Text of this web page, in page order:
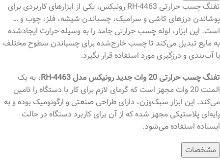
تفنگ چسب حرارتی RH-4463 رونیکس، یکی از ابزارهای کاربردی برای
پوشاندن درزهای کاشی و سرامیک، چسباندن شیشه، فلز، چوب و …
است. این ابزار، لوله چسب حرارتی جامد را به وسیله حرارت ایجادشده
به مایع تبدیل می‌کند تا چسب خارج‌شده برای چسباندن سطوح مختلف
یا آب‌بندی و درزگیری مورد استفاده قرار بگیرد.
تفنگ چسب حرارتی 20 وات جدید رونیکس مدل RH-4463
، به یک
المنت 20 وات مجهز است که گرمای لازم برای کار با دستگاه را تامین
می‌کند. این ابزار سبک‌وزن، دارای طراحی صنعتی و ارگونومیک بوده و به
پایه‌ای پلاستیکی مجهز شده که از آن برای کاربرد دستگاه در حالت
ایستاده استفاده می‌شود.
مشخصات